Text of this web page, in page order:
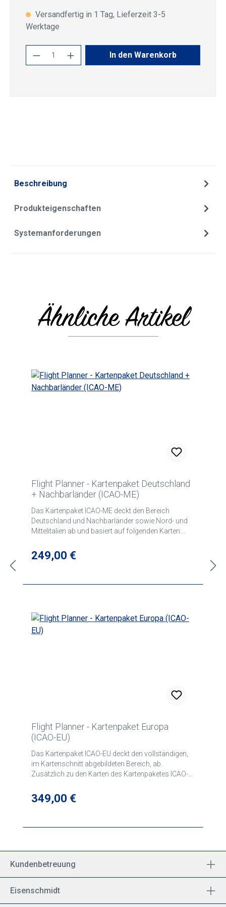
Versandfertig in 1 Tag, Lieferzeit 3-5
Werktage
Produkt Anzahl: Gib den gewünschten
In den Warenkorb
Beschreibung
Produkteigenschaften
Systemanforderungen
Produktgalerie überspringen
Ähnliche Artikel
Flight Planner - Kartenpaket Deutschland
+ Nachbarländer (ICAO-ME)
Das Kartenpaket ICAO-ME deckt den Bereich
Deutschland und Nachbarländer sowie Nord- und
Mittelitalien ab und basiert auf folgenden Karten:
Karten Österreich, Schweiz, Tschechien, Polen,
Dänemark, Niederlande, Belgien und Italien(North
Regulärer Preis:
249,00 €
Flight Planner - Kartenpaket Europa
(ICAO-EU)
Das Kartenpaket ICAO-EU deckt den vollständigen,
im Kartenschnitt abgebildeten Bereich, ab.
Zusätzlich zu den Karten des Kartenpaketes ICAO-
Karte Großbritannienenthalten.
Regulärer Preis:
349,00 €
Kundenbetreuung
Eisenschmidt